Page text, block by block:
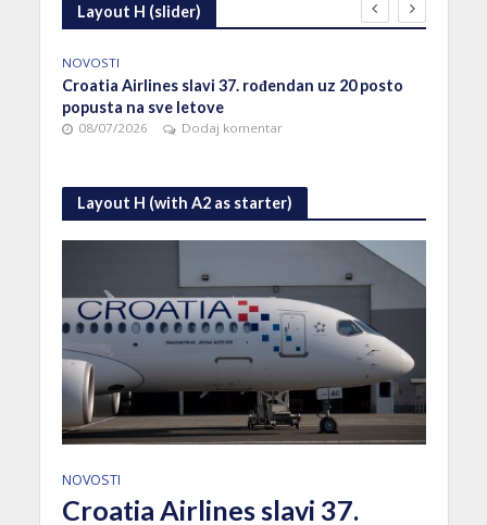
Layout H (slider)
NOVOSTI
Croatia Airlines slavi 37. rođendan uz 20 posto
popusta na sve letove
08/07/2026 Dodaj komentar
Layout H (with A2 as starter)
NOVOSTI
Croatia Airlines slavi 37.